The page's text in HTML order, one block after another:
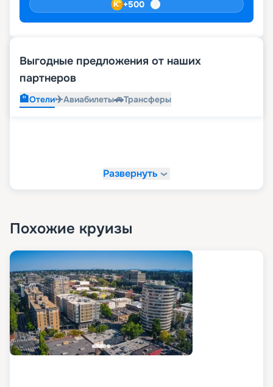
+500
Выгодные предложения от наших
партнеров
🏨Отели✈️Авиабилеты🚗Трансферы
Развернуть
Похожие круизы